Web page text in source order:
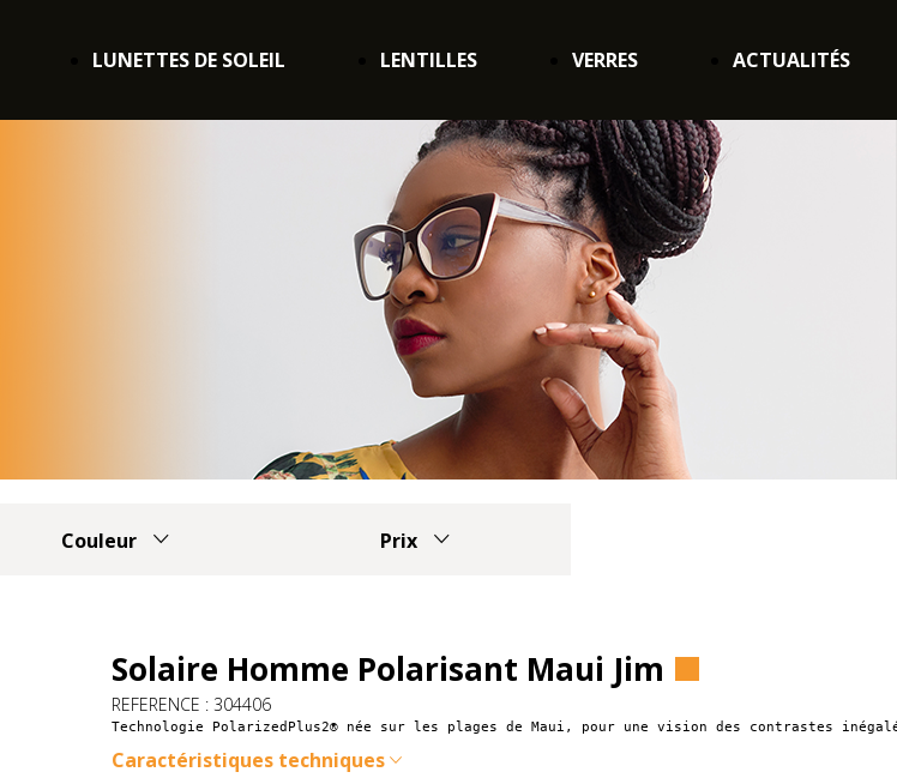
LUNETTES DE SOLEIL LENTILLES VERRES ACTUALITÉS
Couleur Prix
Solaire Homme Polarisant Maui Jim
REFERENCE : 304406
Technologie PolarizedPlus2® née sur les plages de Maui, pour une vision des contrastes
Caractéristiques techniques